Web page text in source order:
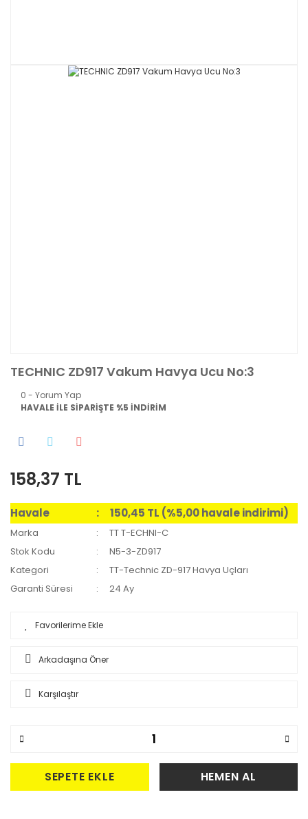
TECHNIC ZD917 Vakum Havya Ucu No:3
0 - Yorum Yap
HAVALE İLE SİPARİŞTE %5 İNDİRİM
158,37 TL
Havale 150,45 TL (%5,00 havale indirimi)
Marka
TT T-ECHNI-C
Stok Kodu
N5-3-ZD917
Kategori
TT-Technic ZD-917 Havya Uçları
Garanti Süresi
24 Ay
Arkadaşına Öner
Karşılaştır
SEPETE EKLE HEMEN AL